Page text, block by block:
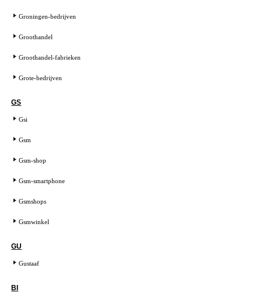
Groningen-bedrijven
Groothandel
Groothandel-fabrieken
Grote-bedrijven
GS
Gsi
Gsm
Gsm-shop
Gsm-smartphone
Gsmshops
Gsmwinkel
GU
Gustaaf
BI